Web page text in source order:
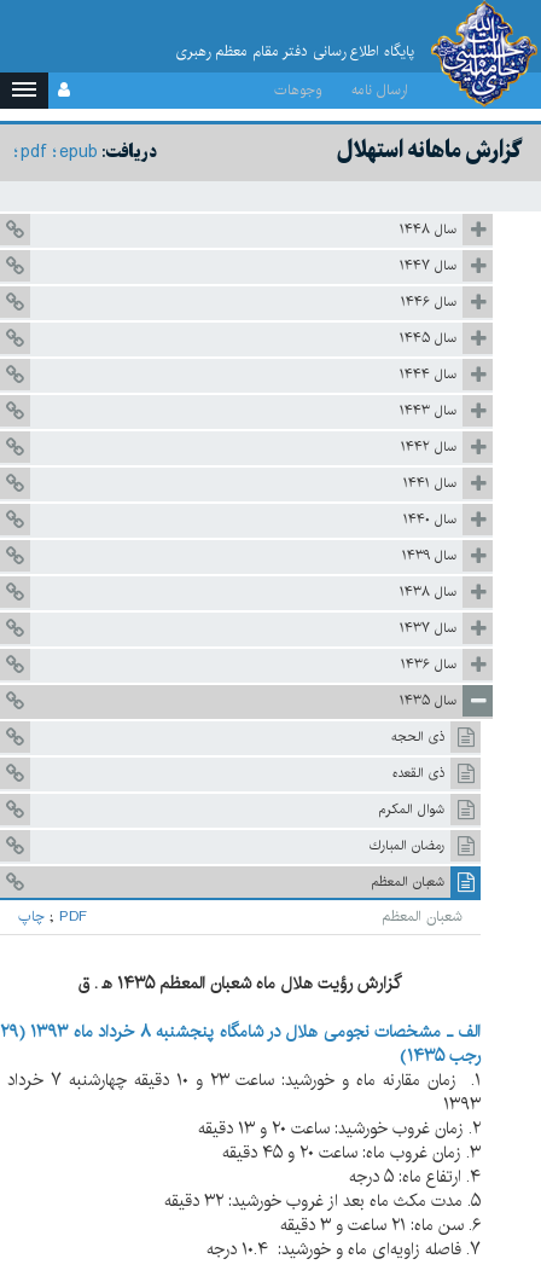
پایگاه اطلاع رسانی دفتر مقام معظم رهبری
ارسال نامه
وجوهات
دریافت: epub
pdf گزارش ماهانه استهلال
سال ۱۴۴۸
سال ۱۴۴۷
سال ۱۴۴۶
سال ۱۴۴۵
سال ۱۴۴۴
سال ۱۴۴۳
سال ۱۴۴۲
سال ۱۴۴۱
سال ۱۴۴۰
سال ۱۴۳۹
سال ۱۴۳۸
سال ۱۴۳۷
سال ۱۴۳۶
سال ۱۴۳۵
ذى الحجه
ذی القعده
شوال المکرم
رمضان المبارك
شعبان المعظم
شعبان المعظم چاپ ; PDF
گزارش رؤيت هلال ماه شعبان المعظم ۱۴۳۵ ه‍ . ق
الف ـ مشخصات نجومی هلال در شامگاه پنجشنبه ۸ خرداد ماه ۱۳۹۳ (۲۹
رجب ۱۴۳۵)
۱. زمان مقارنه ماه و خورشيد: ساعت ۲۳ و ۱۰ دقيقه چهارشنبه ۷ خرداد
۱۳۹۳
۲. زمان غروب خورشيد: ساعت ۲۰ و ۱۳ دقيقه
۳. زمان غروب ماه: ساعت ۲۰ و ۴۵ دقيقه
۴. ارتفاع ماه: ۵ درجه
۵. مدت مكث ماه بعد از غروب خورشيد: ۳۲ دقيقه
۶. سن ماه: ۲۱ ساعت و ۳ دقيقه
۷. فاصله زاويه‌ای ماه و خورشيد: ۱۰.۴ درجه